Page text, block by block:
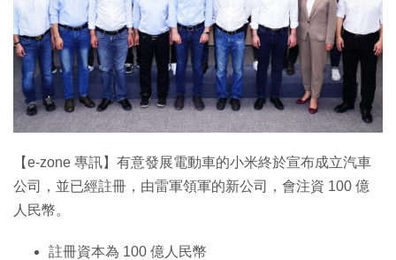
【e-zone 專訊】有意發展電動車的小米終於宣布成立汽車
公司，並已經註冊，由雷軍領軍的新公司，會注資 100 億
人民幣。
註冊資本為 100 億人民幣